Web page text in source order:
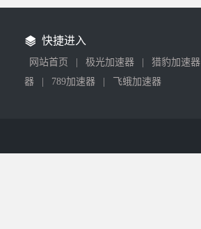
快捷进入
网站首页 极光加速器 猎豹加速器
器
789加速器 飞蛾加速器